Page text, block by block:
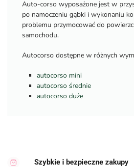
Auto-corso wyposażone jest w
po namoczeniu gąbki i wykonaniu
problemu przymocować do
samochodu.
Autocorso dostępne w różnych
autocorso mini
autocorso średnie
autocorso duże
Szybkie i bezpieczne zakupy